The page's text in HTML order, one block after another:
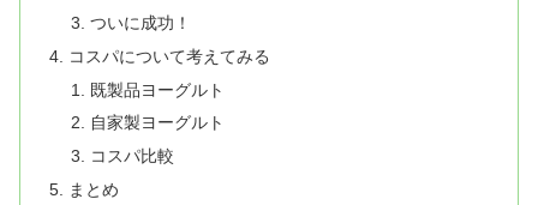
ついに成功！
コスパについて考えてみる
既製品ヨーグルト
自家製ヨーグルト
コスパ比較
まとめ